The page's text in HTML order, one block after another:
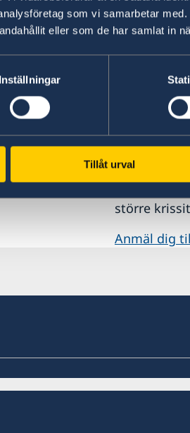
som vi samarbetar
eller som de har samlat in
Inställningar
Tillåt urval
om världens
Anmäl
Om du vill
större
Anmäl dig